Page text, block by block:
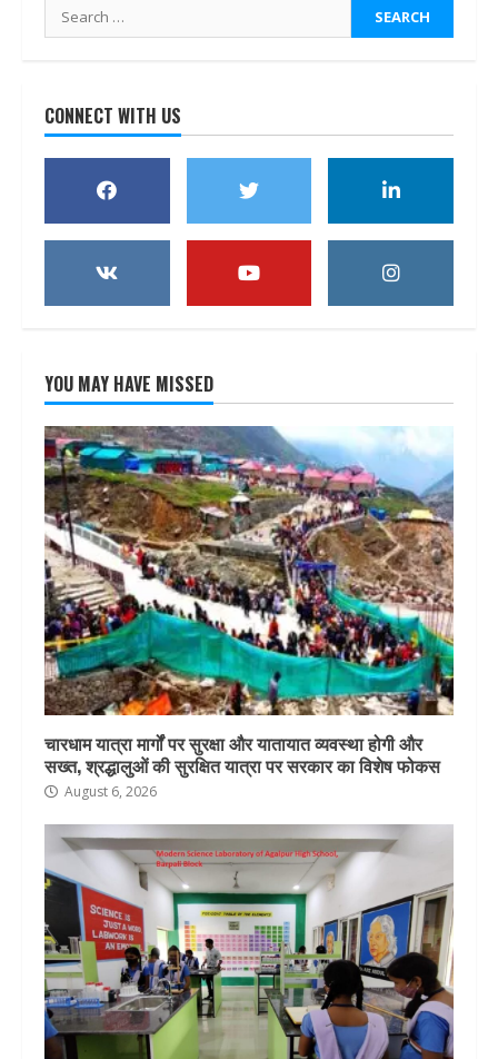
Search
for:
CONNECT WITH US
YOU MAY HAVE MISSED
चारधाम यात्रा मार्गों पर सुरक्षा और यातायात व्यवस्था होगी और
सख्त, श्रद्धालुओं की सुरक्षित यात्रा पर सरकार का विशेष फोकस
August 6, 2026